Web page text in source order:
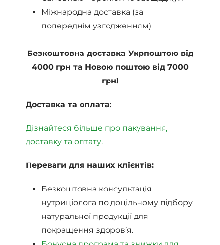
Міжнародна доставка (за
попереднім узгодженням)
Безкоштовна доставка Укрпоштою від
4000 грн та Новою поштою від 7000
грн!
Доставка та оплата:
Дізнайтеся більше про пакування,
доставку та оптату.
Переваги для наших клієнтів:
Безкоштовна консультація
нутриціолога по доцільному підбору
натуральної продукції для
покращення здоров’я.